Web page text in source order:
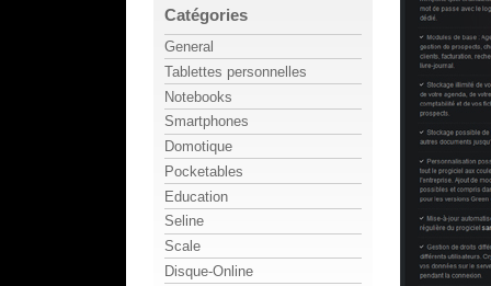
Catégories
General
Tablettes personnelles
Notebooks
Smartphones
Domotique
Pocketables
Education
Seline
Scale
Disque-Online